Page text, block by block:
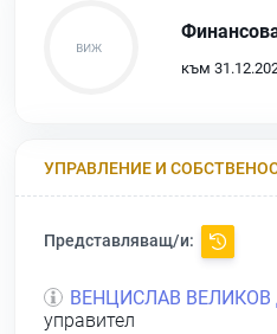
към
УПРАВЛЕНИЕ И
Представляващ/и:
ВЕНЦИСЛАВ
управител